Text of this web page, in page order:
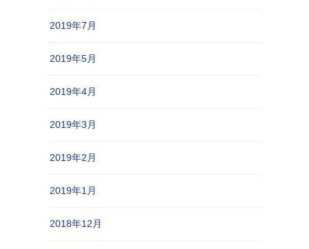
2019年7月
2019年5月
2019年4月
2019年3月
2019年2月
2019年1月
2018年12月